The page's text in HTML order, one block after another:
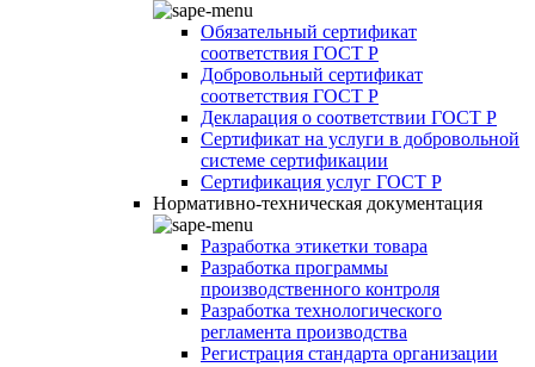
Обязательный сертификат
соответствия ГОСТ Р
Добровольный сертификат
соответствия ГОСТ Р
Декларация о соответствии ГОСТ Р
Сертификат на услуги в добровольной
системе сертификации
Сертификация услуг ГОСТ Р
Нормативно-техническая документация
Разработка этикетки товара
Разработка программы
производственного контроля
Разработка технологического
регламента производства
Регистрация стандарта организации